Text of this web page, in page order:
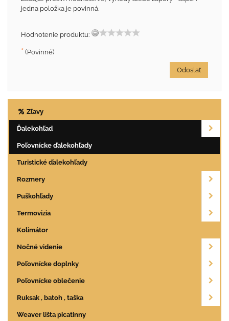
jedna položka je povinná.
Hodnotenie produktu:
* (Povinné)
Odoslať
Zľavy
Ďalekohľad
Poľovnícke ďalekohľady
Turistické ďalekohľady
Rozmery
Puškohľady
Termovizia
Kolimátor
Nočné videnie
Poľovnícke doplnky
Poľovnícke oblečenie
Ruksak , batoh , taška
Weaver lišta picatinny